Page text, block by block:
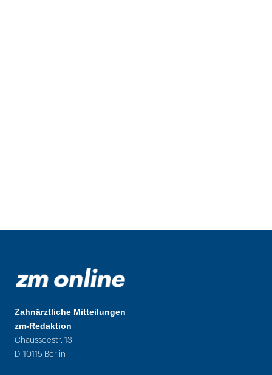
Zahnärztliche Mitteilungen
zm-Redaktion
Chausseestr. 13
D-10115 Berlin